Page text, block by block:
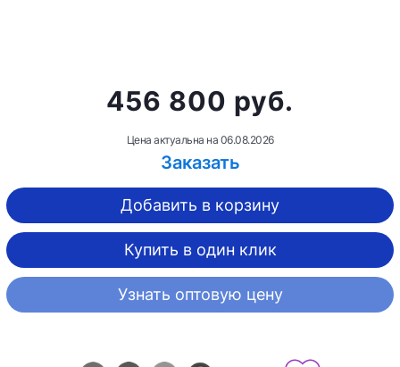
456 800 руб.
Цена актуальна на 06.08.2026
Заказать
Добавить в корзину
Купить в один клик
Узнать оптовую цену